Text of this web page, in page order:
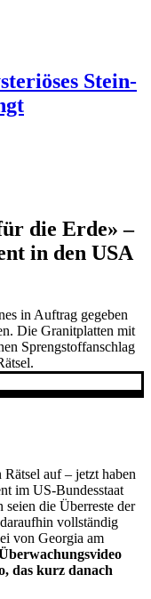
Stein-
die Erde» –
in den USA
in Auftrag gegeben
Die Granitplatten mit
Sprengstoffanschlag
auf – jetzt haben
im US-Bundesstaat
seien die Überreste der
vollständig
von Georgia am
das kurz danach